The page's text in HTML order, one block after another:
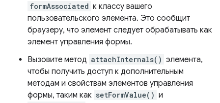
formAssociated к классу вашего
пользовательского элемента. Это сообщит
браузеру, что элемент следует обрабатывать как
элемент управления формы.
Вызовите метод attachInternals() элемента,
чтобы получить доступ к дополнительным
методам и свойствам элементов управления
формы, таким как setFormValue() и